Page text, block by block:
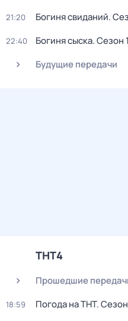
21:20 Богиня свиданий.
22:40 Богиня сыска. Сезон 1
Будущие передачи
ТНТ4
Прошедшие
18:59 Погода на ТНТ.